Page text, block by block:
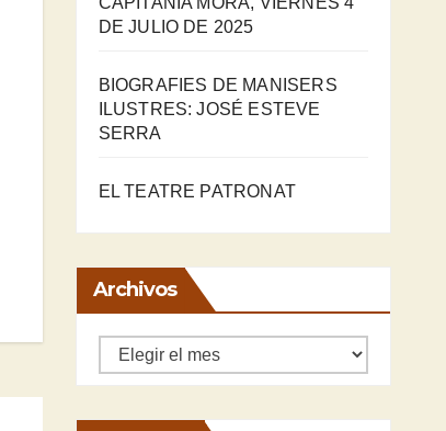
DE JULIO DE 2025
BIOGRAFIES DE MANISERS
ILUSTRES: JOSÉ ESTEVE
SERRA
EL TEATRE PATRONAT
Archivos
Archivos